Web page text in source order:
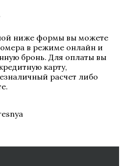
ниже формы вы можете
в режиме онлайн и
бронь. Для оплаты вы
карту,
расчет либо